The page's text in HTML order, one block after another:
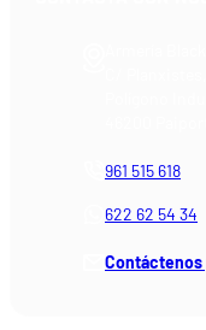
961 515 618
622 62 54 34